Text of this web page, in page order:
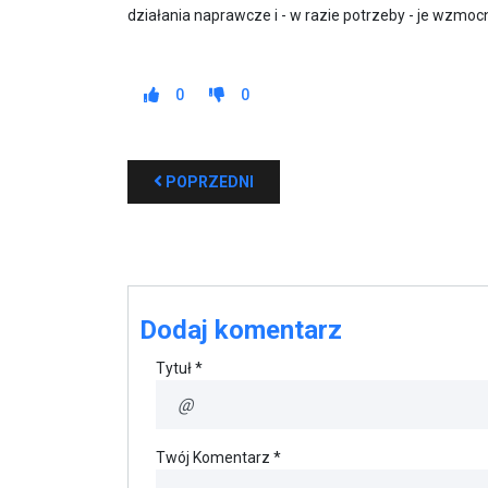
działania naprawcze i - w razie potrzeby - je
0 0
POPRZEDNI
Dodaj komentarz
Tytuł *
Twój Komentarz *